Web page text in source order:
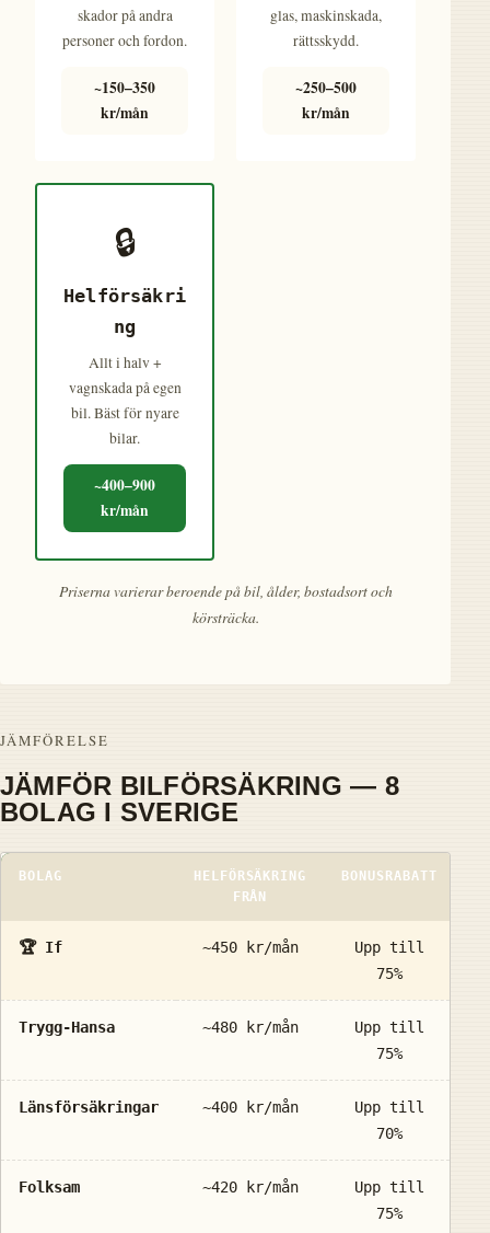
skador på andra
personer och fordon.
~150–350
kr/mån
glas, maskinskada,
rättsskydd.
~250–500
kr/mån
🔒
Helförsäkri
ng
Allt i halv +
vagnskada på egen
bil. Bäst för nyare
bilar.
~400–900
kr/mån
Priserna varierar beroende på bil, ålder, bostadsort och
körsträcka.
JÄMFÖRELSE
JÄMFÖR BILFÖRSÄKRING — 8
BOLAG I SVERIGE
BOLAG
HELFÖRSÄKRING
FRÅN
BONUSRABATT
🏆 If ~450 kr/mån
Upp till
75%
Trygg-Hansa ~480 kr/mån
Upp till
75%
Länsförsäkringar ~400 kr/mån
Upp till
70%
Folksam ~420 kr/mån
Upp till
75%